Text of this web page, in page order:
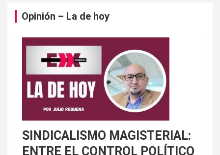
Opinión – La de hoy
SINDICALISMO MAGISTERIAL:
ENTRE EL CONTROL POLÍTICO